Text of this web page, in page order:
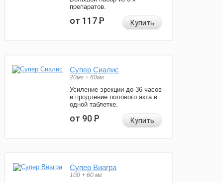
препаратов.
от 117Р Купить
Супер Сиалис
20мг + 60мг
Усиление эрекции до 36 часов
и продление полового акта в
одной таблетке.
от 90Р Купить
Супер Виагра
100 + 60 мг